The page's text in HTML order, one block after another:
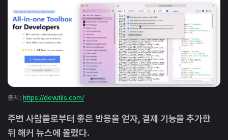
출처 : https://devutils.com/
주변 사람들로부터 좋은 반응을 얻자, 결제 기능을 추가한
뒤 해커 뉴스에 올렸다.